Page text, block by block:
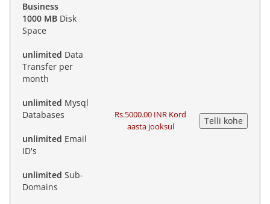
Business
1000 MB Disk
Space
unlimited Data
Transfer per
month
unlimited Mysql
Databases
unlimited Email
ID's
unlimited Sub-
Domains
Rs.5000.00 INR Kord
aasta jooksul